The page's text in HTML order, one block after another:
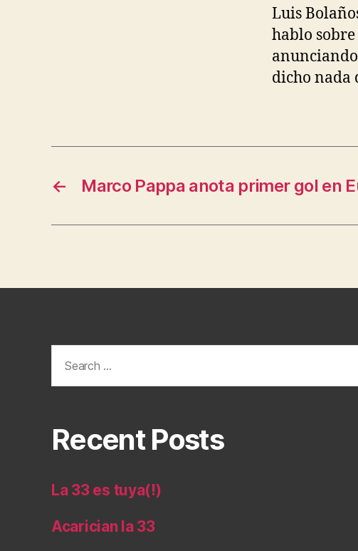
Luis
hablo sobre
dicho nada
← Marco Pappa anota primer gol en
for:
Recent Posts
La 33 es tuya(!)
Acarician la 33